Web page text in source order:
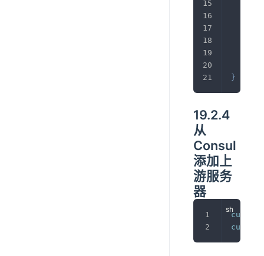
}
19.2.4
从
Consul
添加上
游服务
器
curl
curl